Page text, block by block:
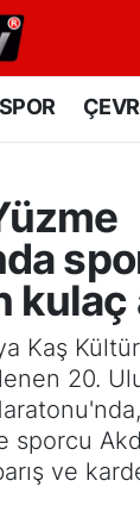
SPOR
kulaç
Kaş
20.
sporcu
ve
ve